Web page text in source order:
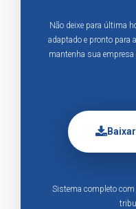
Não deixe para última
adaptado e pronto para
mantenha sua
Sistema completo